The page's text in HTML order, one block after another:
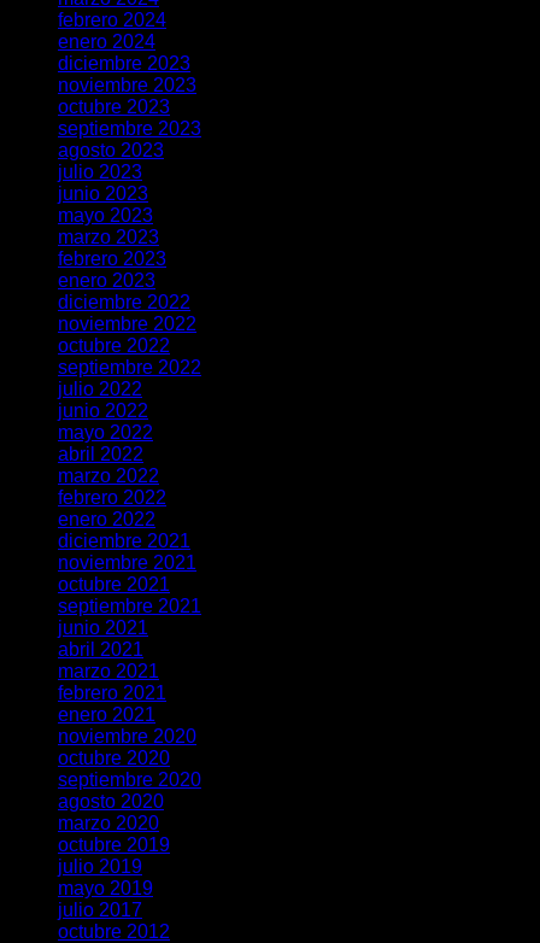
febrero 2024
enero 2024
diciembre 2023
noviembre 2023
octubre 2023
septiembre 2023
agosto 2023
julio 2023
junio 2023
mayo 2023
marzo 2023
febrero 2023
enero 2023
diciembre 2022
noviembre 2022
octubre 2022
septiembre 2022
julio 2022
junio 2022
mayo 2022
abril 2022
marzo 2022
febrero 2022
enero 2022
diciembre 2021
noviembre 2021
octubre 2021
septiembre 2021
junio 2021
abril 2021
marzo 2021
febrero 2021
enero 2021
noviembre 2020
octubre 2020
septiembre 2020
agosto 2020
marzo 2020
octubre 2019
julio 2019
mayo 2019
julio 2017
octubre 2012